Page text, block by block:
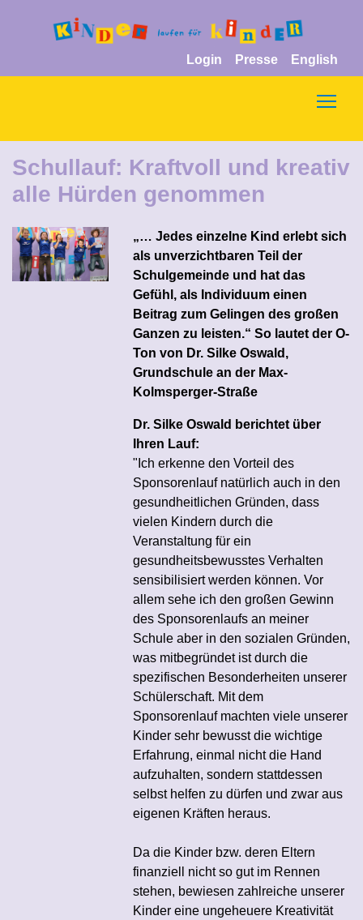
Login Presse English
Schullauf: Kraftvoll und kreativ
alle Hürden genommen
„… Jedes einzelne Kind erlebt sich
als unverzichtbaren Teil der
Schulgemeinde und hat das
Gefühl, als Individuum einen
Beitrag zum Gelingen des großen
Ganzen zu leisten.“ So lautet der O-
Ton von Dr. Silke Oswald,
Grundschule an der Max-
Kolmsperger-Straße
Dr. Silke Oswald berichtet über
Ihren Lauf:
"Ich erkenne den Vorteil des
Sponsorenlauf natürlich auch in den
gesundheitlichen Gründen, dass
vielen Kindern durch die
Veranstaltung für ein
gesundheitsbewusstes Verhalten
sensibilisiert werden können. Vor
allem sehe ich den großen Gewinn
des Sponsorenlaufs an meiner
Schule aber in den sozialen Gründen,
was mitbegründet ist durch die
spezifischen Besonderheiten unserer
Schülerschaft. Mit dem
Sponsorenlauf machten viele unserer
Kinder sehr bewusst die wichtige
Erfahrung, einmal nicht die Hand
aufzuhalten, sondern stattdessen
selbst helfen zu dürfen und zwar aus
eigenen Kräften heraus.
Da die Kinder bzw. deren Eltern
finanziell nicht so gut im Rennen
stehen, bewiesen zahlreiche unserer
Kinder eine ungeheuere Kreativität